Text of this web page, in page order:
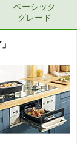
ベーシック
グレード